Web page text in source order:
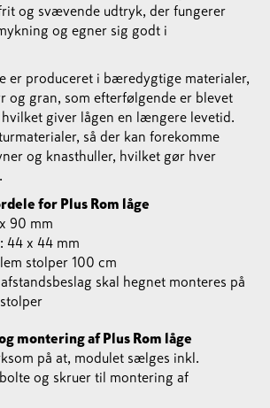
og svævende udtryk, der fungerer
og egner sig godt i
er produceret i bæredygtige materialer,
og gran, som efterfølgende er blevet
giver lågen en længere levetid.
så der kan forekomme
og knasthuller, hvilket gør hver
for Plus Rom låge
90 mm
44 x 44 mm
stolper 100 cm
skal hegnet monteres på
montering af Plus Rom låge
på at, modulet sælges inkl.
bolte og skruer til montering af